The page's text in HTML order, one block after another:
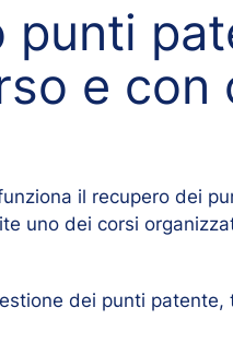
punti
e con
il recupero dei
uno dei corsi
dei punti patente,